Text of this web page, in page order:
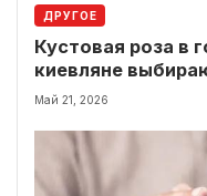
ДРУГОЕ
Кустовая роза в
киевляне
вместо классики
Май 21, 2026